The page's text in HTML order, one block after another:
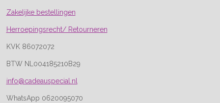
Zakelijke bestellingen
Herroepingsrecht/ Retourneren
KVK 86072072
BTW NL004185210B29
info@cadeauspecial.nl
WhatsApp 0620095070